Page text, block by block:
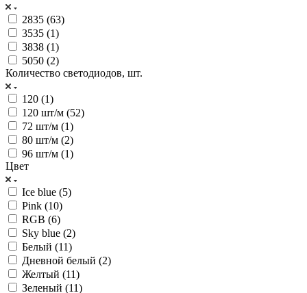
2835 (63)
3535 (1)
3838 (1)
5050 (2)
Количество светодиодов, шт.
120 (1)
120 шт/м (52)
72 шт/м (1)
80 шт/м (2)
96 шт/м (1)
Цвет
Ice blue (5)
Pink (10)
RGB (6)
Sky blue (2)
Белый (11)
Дневной белый (2)
Желтый (11)
Зеленый (11)